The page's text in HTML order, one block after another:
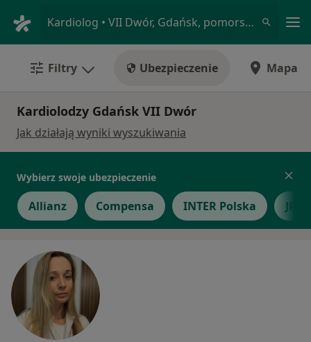
Kardiolog • VII Dwór, Gdańsk, pomorskie
Filtry Ubezpieczenie Mapa
Kardiolodzy Gdańsk VII Dwór
Jak działają wyniki wyszukiwania
Wybierz swoje ubezpieczenie
Allianz Compensa INTER Polska JP